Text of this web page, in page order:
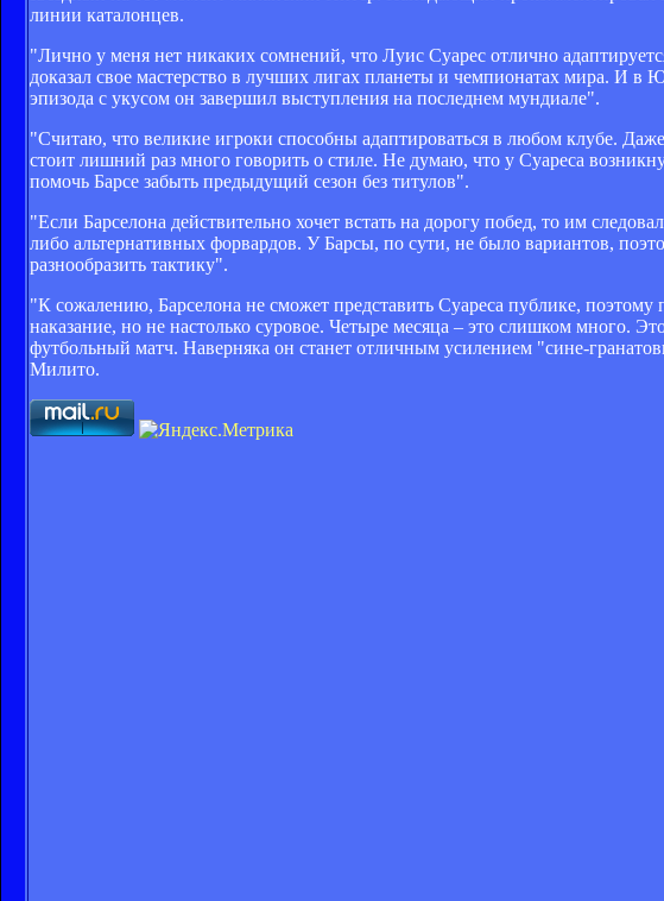
линии каталонцев.
"Лично у меня нет никаких сомнений, что Луис Суарес отлично
доказал свое мастерство в лучших лигах планеты и чемпионатах мира. И
эпизода с укусом он завершил выступления на последнем мундиале".
"Считаю, что великие игроки способны адаптироваться в любом клубе.
стоит лишний раз много говорить о стиле. Не думаю, что у Суареса
помочь Барсе забыть предыдущий сезон без титулов".
"Если Барселона действительно хочет встать на дорогу побед, то им
либо альтернативных форвардов. У Барсы, по сути, не было вариантов,
разнообразить тактику".
"К сожалению, Барселона не сможет представить Суареса публике,
наказание, но не настолько суровое. Четыре месяца – это слишком много.
футбольный матч. Наверняка он станет отличным усилением "сине-
Милито.